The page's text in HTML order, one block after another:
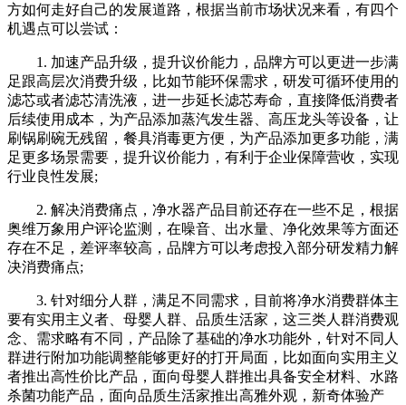
方如何走好自己的发展道路，根据当前市场状况来看，有四个
机遇点可以尝试：
1. 加速产品升级，提升议价能力，品牌方可以更进一步满
足跟高层次消费升级，比如节能环保需求，研发可循环使用的
滤芯或者滤芯清洗液，进一步延长滤芯寿命，直接降低消费者
后续使用成本，为产品添加蒸汽发生器、高压龙头等设备，让
刷锅刷碗无残留，餐具消毒更方便，为产品添加更多功能，满
足更多场景需要，提升议价能力，有利于企业保障营收，实现
行业良性发展;
2. 解决消费痛点，净水器产品目前还存在一些不足，根据
奥维万象用户评论监测，在噪音、出水量、净化效果等方面还
存在不足，差评率较高，品牌方可以考虑投入部分研发精力解
决消费痛点;
3. 针对细分人群，满足不同需求，目前将净水消费群体主
要有实用主义者、母婴人群、品质生活家，这三类人群消费观
念、需求略有不同，产品除了基础的净水功能外，针对不同人
群进行附加功能调整能够更好的打开局面，比如面向实用主义
者推出高性价比产品，面向母婴人群推出具备安全材料、水路
杀菌功能产品，面向品质生活家推出高雅外观，新奇体验产